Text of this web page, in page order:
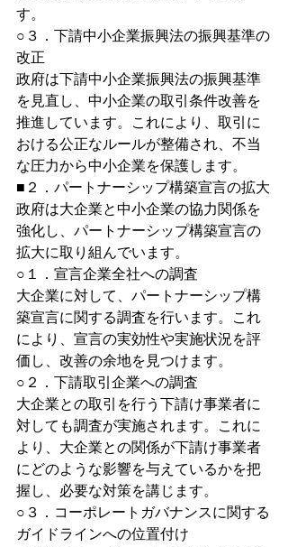
す。
○３．下請中小企業振興法の振興基準の
改正
政府は下請中小企業振興法の振興基準
を見直し、中小企業の取引条件改善を
推進しています。これにより、取引に
おける公正なルールが整備され、不当
な圧力から中小企業を保護します。
■２．パートナーシップ構築宣言の拡大
政府は大企業と中小企業の協力関係を
強化し、パートナーシップ構築宣言の
拡大に取り組んでいます。
○１．宣言企業全社への調査
大企業に対して、パートナーシップ構
築宣言に関する調査を行います。これ
により、宣言の実効性や実施状況を評
価し、改善の余地を見つけます。
○２．下請取引企業への調査
大企業との取引を行う下請け事業者に
対しても調査が実施されます。これに
より、大企業との関係が下請け事業者
にどのような影響を与えているかを把
握し、必要な対策を講じます。
○３．コーポレートガバナンスに関する
ガイドラインへの位置付け